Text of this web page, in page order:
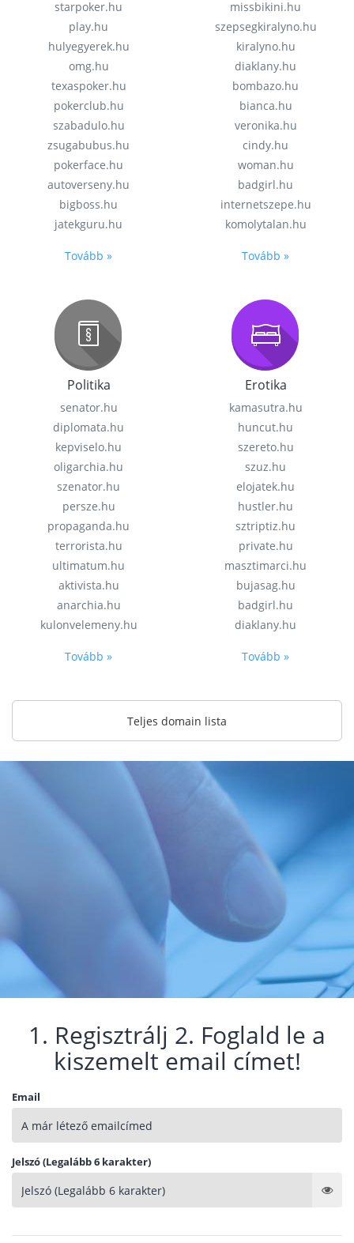
starpoker.hu
play.hu
hulyegyerek.hu
omg.hu
texaspoker.hu
pokerclub.hu
szabadulo.hu
zsugabubus.hu
pokerface.hu
autoverseny.hu
bigboss.hu
jatekguru.hu
Tovább »
missbikini.hu
szepsegkiralyno.hu
kiralyno.hu
diaklany.hu
bombazo.hu
bianca.hu
veronika.hu
cindy.hu
woman.hu
badgirl.hu
internetszepe.hu
komolytalan.hu
Tovább »
Politika
senator.hu
diplomata.hu
kepviselo.hu
oligarchia.hu
szenator.hu
persze.hu
propaganda.hu
terrorista.hu
ultimatum.hu
aktivista.hu
anarchia.hu
kulonvelemeny.hu
Tovább »
Erotika
kamasutra.hu
huncut.hu
szereto.hu
szuz.hu
elojatek.hu
hustler.hu
sztriptiz.hu
private.hu
masztimarci.hu
bujasag.hu
badgirl.hu
diaklany.hu
Tovább »
Teljes domain lista
1. Regisztrálj 2. Foglald le a
kiszemelt email címet!
Email
Jelszó (Legalább 6 karakter)